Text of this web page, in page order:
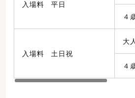
入場料 平日
４
入場料 土日祝
大人
４